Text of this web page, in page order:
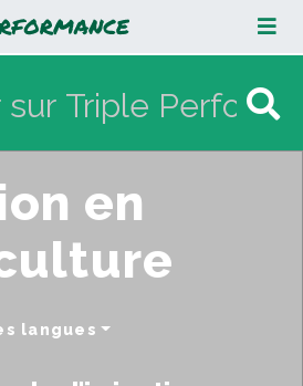
arboriculture
en
langues